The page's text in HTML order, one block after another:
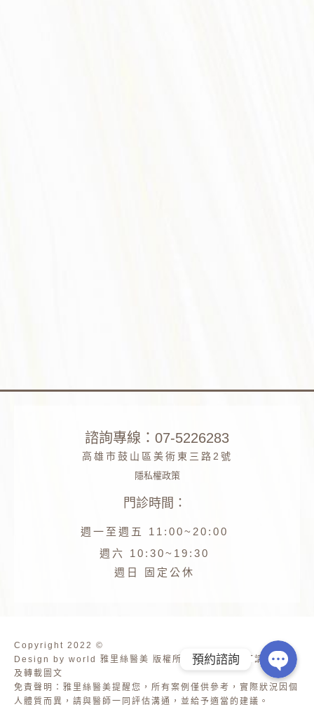
諮詢專線：07-5226283
高雄市鼓山區美術東三路2號
隱私權政策
門診時間：
週一至週五 11:00~20:00
週六 10:30~19:30
週日 固定公休
Copyright 2022 ©
Design by world 雅里絲醫美 版權所有 未經公司許可請勿擷取
及轉載圖文
免責聲明：雅里絲醫美提醒您，所有案例僅供參考，實際狀況因個
人體質而異，請與醫師一同評估溝通，並給予適當的建議。
預約諮詢